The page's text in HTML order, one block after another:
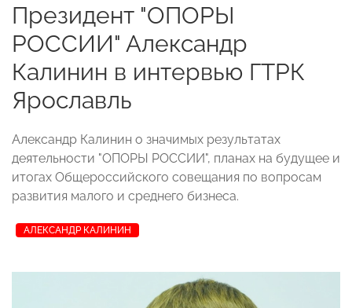
Президент "ОПОРЫ
РОССИИ" Александр
Калинин в интервью ГТРК
Ярославль
Александр Калинин о значимых результатах
деятельности "ОПОРЫ РОССИИ", планах на будущее и
итогах Общероссийского совещания по вопросам
развития малого и среднего бизнеса.
АЛЕКСАНДР КАЛИНИН